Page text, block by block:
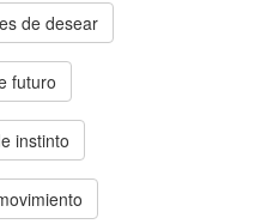
de desear
futuro
instinto